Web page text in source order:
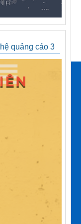
quảng cáo 3